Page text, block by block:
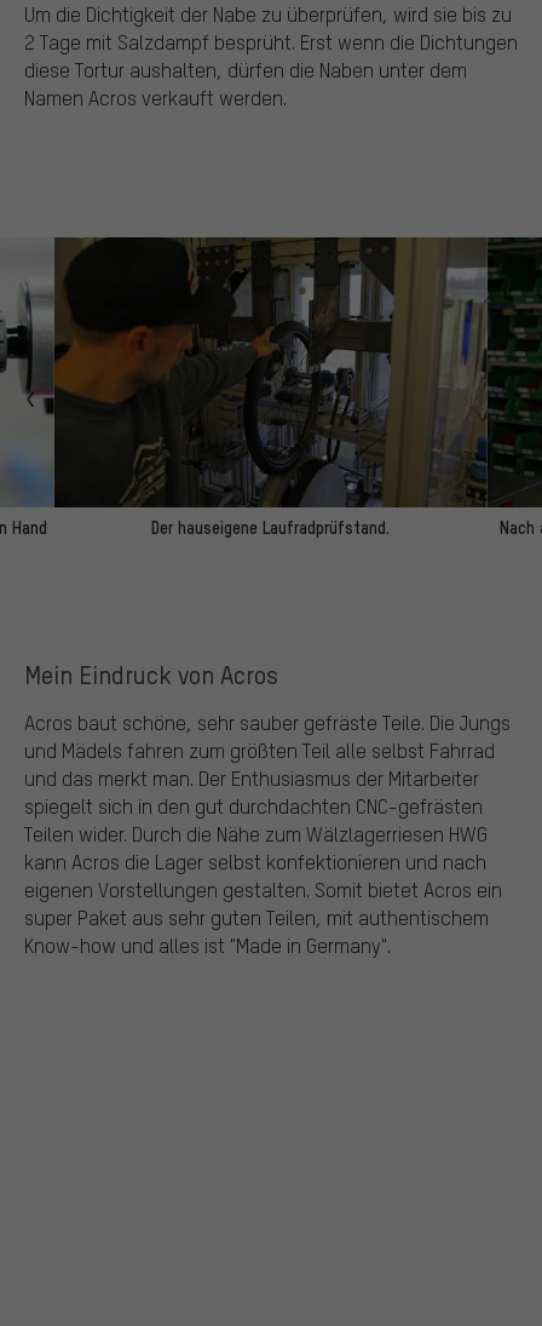
Um die Dichtigkeit der Nabe zu überprüfen, wird sie bis zu
2 Tage mit Salzdampf besprüht. Erst wenn die Dichtungen
diese Tortur aushalten, dürfen die Naben unter dem
Namen Acros verkauft werden.
Der hauseigene Laufradprüfstand. Nach
Hand
Mein Eindruck von Acros
Acros baut schöne, sehr sauber gefräste Teile. Die Jungs
und Mädels fahren zum größten Teil alle selbst Fahrrad
und das merkt man. Der Enthusiasmus der Mitarbeiter
spiegelt sich in den gut durchdachten CNC-gefrästen
Teilen wider. Durch die Nähe zum Wälzlagerriesen HWG
kann Acros die Lager selbst konfektionieren und nach
eigenen Vorstellungen gestalten. Somit bietet Acros ein
super Paket aus sehr guten Teilen, mit authentischem
Know-how und alles ist "Made in Germany".